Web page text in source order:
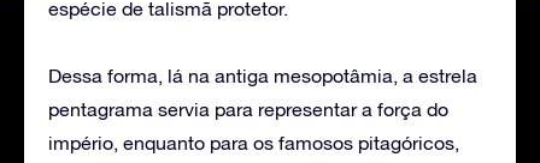
espécie de talismã protetor.
Dessa forma, lá na antiga mesopotâmia, a estrela
pentagrama servia para representar a força do
império, enquanto para os famosos pitagóricos,